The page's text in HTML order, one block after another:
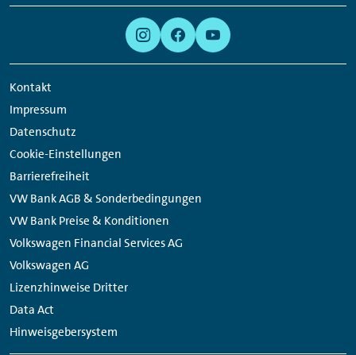
Kontakt
Impressum
Datenschutz
Cookie-Einstellungen
Barrierefreiheit
VW Bank AGB & Sonderbedingungen
VW Bank Preise & Konditionen
Volkswagen Financial Services AG
Volkswagen AG
Lizenzhinweise Dritter
Data Act
Hinweisgebersystem
Links